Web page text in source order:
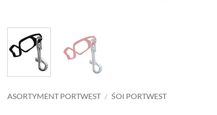
ASORTYMENT PORTWEST / ŚOI PORTWEST